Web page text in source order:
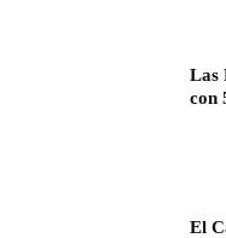
Las
con
El